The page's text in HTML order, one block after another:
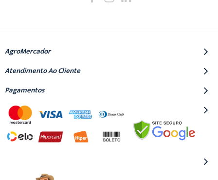
AgroMercador
Atendimento Ao Cliente
Pagamentos